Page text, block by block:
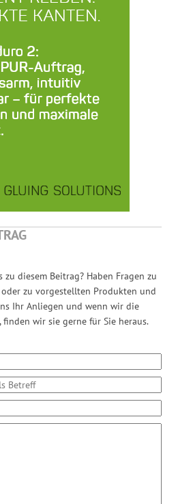
diesem Beitrag? Haben Fragen zu
zu vorgestellten Produkten und
Ihr Anliegen und wenn wir die
wir sie gerne für Sie heraus.